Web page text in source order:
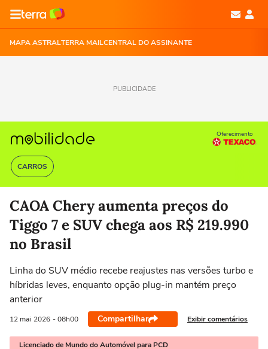
MAPA ASTRALTERRA MAILCENTRAL DO ASSINANTE
PUBLICIDADE
CARROS
Oferecimento
CAOA Chery aumenta preços do
Tiggo 7 e SUV chega aos R$ 219.990
no Brasil
Linha do SUV médio recebe reajustes nas versões turbo e
híbridas leves, enquanto opção plug-in mantém preço
anterior
12 mai 2026 - 08h00 Compartilhar Exibir comentários
Licenciado de Mundo do Automóvel para PCD